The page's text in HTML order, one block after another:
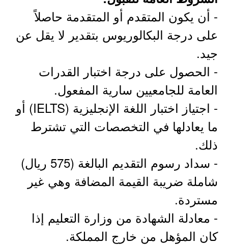
- أن يكون المتقدم أو المتقدمة حاصلاً
على درجة البكالوريوس بتقدير لا يقل عن
جيد.
- الحصول على درجة اختبار القدرات
العامة للجامعيين سارية المفعول.
- اجتياز اختبار اللغة الإنجليزية (IELTS) أو
ما يعادلها في التخصصات التي تشترط
ذلك.
- سداد رسوم التقديم البالغة (575 ريال)
شاملة ضريبة القيمة المضافة وهي غير
مستردة.
- معادلة الشهادة من وزارة التعليم إذا
كان المؤهل من خارج المملكة.